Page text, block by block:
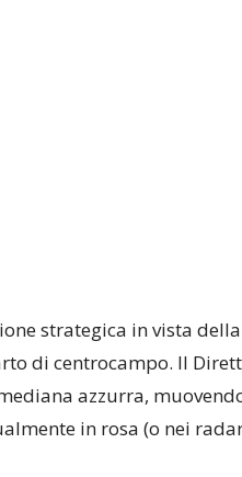
strategica in vista
di centrocampo. Il
azzurra,
in rosa (o nei